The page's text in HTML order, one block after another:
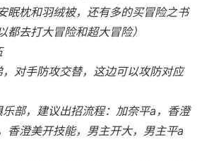
眠枕和羽绒被，还有多的买冒险之书
都去打大冒险和超大冒险）
对手防攻交替，这边可以攻防对应
部，建议出招流程：加奈平a，香澄
香澄美开技能，男主开大，男主平a